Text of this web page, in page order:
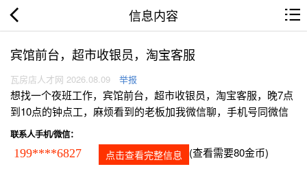
信息内容
宾馆前台，超市收银员，淘宝客服
瓦房店人才网 2026.08.09 举报
想找一个夜班工作，宾馆前台，超市收银员，淘宝客服，晚7点
到10点的钟点工，麻烦看到的老板加我微信聊，手机号同微信
联系人手机/微信：
199****6827 点击查看完整信息 (查看需要80金币)